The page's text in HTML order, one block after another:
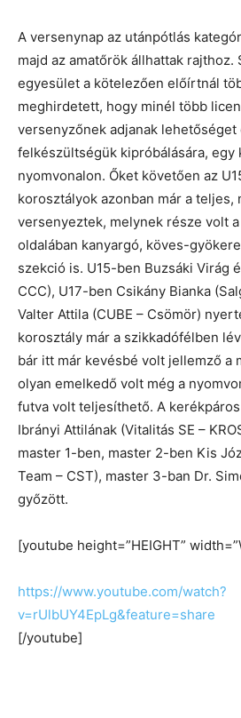
A versenynap az utánpótlás
majd az amatőrök állhattak rajthoz.
egyesület a kötelezően előírtnál
meghirdetett, hogy minél több
versenyzőnek adjanak lehetőséget
felkészültségük kipróbálására, egy
nyomvonalon. Őket követően az
korosztályok azonban már a teljes,
versenyeztek, melynek része volt
oldalában kanyargó, köves-
szekció is. U15-ben Buzsáki Virág
CCC), U17-ben Csikány Bianka
Valter Attila (CUBE – Csömör)
korosztály már a szikkadófélben
bár itt már kevésbé volt jellemző a
olyan emelkedő volt még a
futva volt teljesíthető. A
Ibrányi Attilának (Vitalitás SE –
master 1-ben, master 2-ben Kis
Team – CST), master 3-ban Dr.
győzött.
[youtube height=”HEIGHT”
https://www.youtube.com/watch?
v=rUlbUY4EpLg&feature=share
[/youtube]